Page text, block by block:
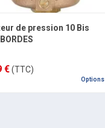
de pression 10 Bis
€(TTC)
Options